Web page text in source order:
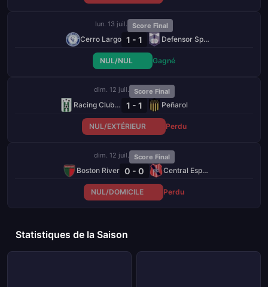
lun. 13 juil. Score Final
Cerro Largo 1 - 1 Defensor Sporting
NUL/NUL Gagné
dim. 12 juil. Score Final
Racing Club de Montevideo 1 - 1 Peñarol
NUL/EXTÉRIEUR Perdu
dim. 12 juil. Score Final
Boston River 0 - 0 Central Español
NUL/DOMICILE Perdu
Statistiques de la Saison